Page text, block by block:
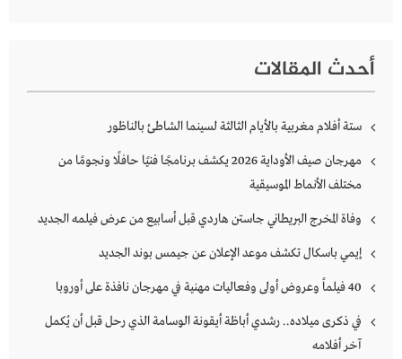
أحدث المقالات
ستة أفلام مغربية بالأيام الثالثة لسينما الشاطئ بالناظور
مهرجان صيف الأوداية 2026 يكشف برنامجًا فنيًا حافلًا ونجومًا من
مختلف الأنماط الموسيقية
وفاة المخرج البريطاني جاستن هاردي قبل أسابيع من عرض فيلمه الجديد
إيمي باسكال تكشف موعد الإعلان عن جيمس بوند الجديد
40 فيلماً وعروض أولى وفعاليات مهنية في مهرجان نافذة على أوروبا
في ذكرى ميلاده.. رشدي أباظة أيقونة الوسامة الذي رحل قبل أن يُكمل
آخر أفلامه